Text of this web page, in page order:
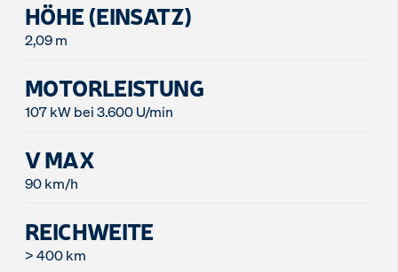
HÖHE (EINSATZ)
2,09 m
MOTORLEISTUNG
107 kW bei 3.600 U/min
V MAX
90 km/h
REICHWEITE
> 400 km